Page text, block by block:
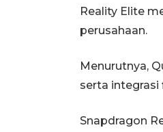
Reality Elite
perusahaan.
Menurutnya,
serta integrasi
Snapdragon